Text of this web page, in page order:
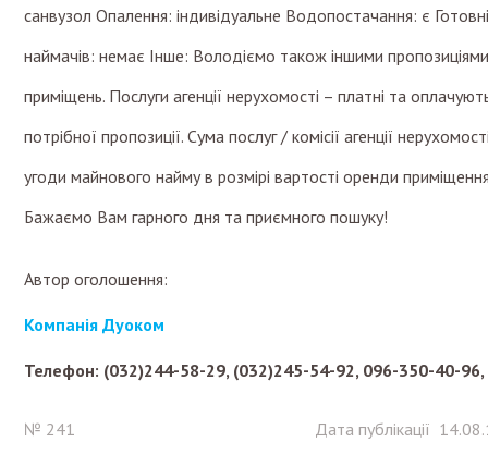
санвузол Опалення: індивідуальне Водопостачання: є
наймачів: немає Інше: Володіємо також іншими
приміщень. Послуги агенції нерухомості – платні та
потрібної пропозиції. Сума послуг / комісії агенції
угоди майнового найму в розмірі вартості оренди
Бажаємо Вам гарного дня та приємного пошуку!
Автор оголошення:
Компанія Дуоком
Телефон: (032)244-58-29, (032)245-54-92, 096-350-40-
№ 241 Дата публікації